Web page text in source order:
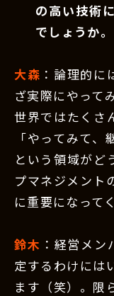
の高い技術
でしょうか。
大森 ：論理的に
ざ実際にやって
世界ではたくさ
「やってみて、
という領域がど
プマネジメント
に重要になって
鈴木 ：経営メ
定するわけには
ます（笑）。限